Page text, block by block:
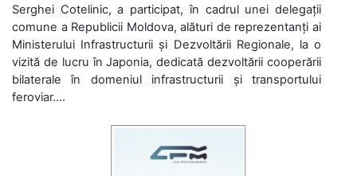
Serghei Cotelinic, a participat, în cadrul unei delegații
comune a Republicii Moldova, alături de reprezentanți ai
Ministerului Infrastructurii și Dezvoltării Regionale, la o
vizită de lucru în Japonia, dedicată dezvoltării cooperării
bilaterale în domeniul infrastructurii și transportului
feroviar....